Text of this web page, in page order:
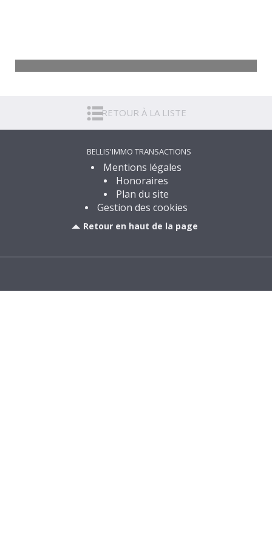
151 830€
RETOUR À LA LISTE
BELLIS'IMMO TRANSACTIONS
Mentions légales
Honoraires
Plan du site
Gestion des cookies
Retour en haut de la page